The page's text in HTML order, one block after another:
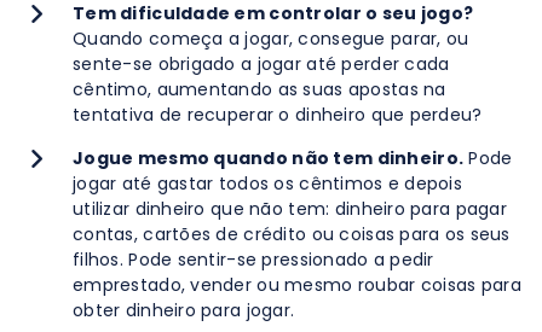
Tem dificuldade em controlar o seu jogo?
Quando começa a jogar, consegue parar, ou
sente-se obrigado a jogar até perder cada
cêntimo, aumentando as suas apostas na
tentativa de recuperar o dinheiro que perdeu?
Jogue mesmo quando não tem dinheiro. Pode
jogar até gastar todos os cêntimos e depois
utilizar dinheiro que não tem: dinheiro para pagar
contas, cartões de crédito ou coisas para os seus
filhos. Pode sentir-se pressionado a pedir
emprestado, vender ou mesmo roubar coisas para
obter dinheiro para jogar.